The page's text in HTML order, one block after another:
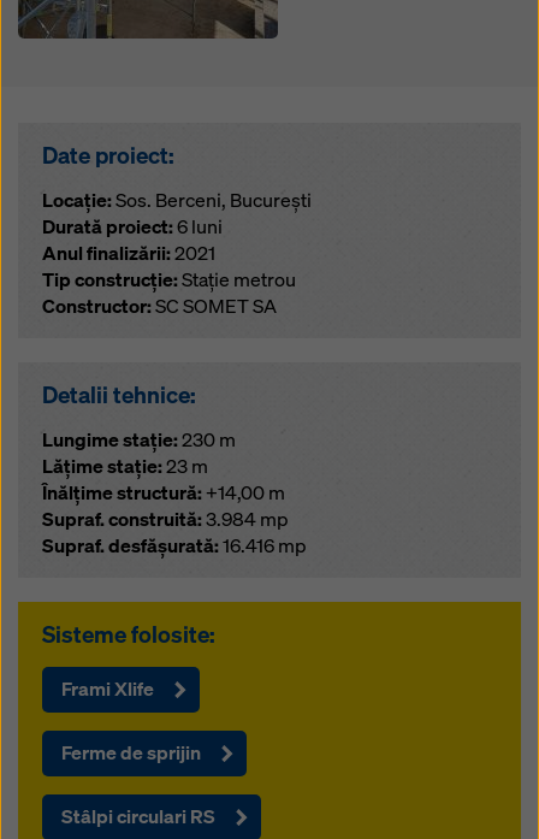
Date proiect:
Locație:Sos. Berceni, București
Durată proiect:6 luni
Anul finalizării:2021
Tip construcție:Stație metrou
Constructor:SC SOMET SA
Detalii tehnice:
Lungime stație:230 m
Lățime stație:23 m
Înălțime structură:+14,00 m
Supraf. construită:3.984 mp
Supraf. desfășurată:16.416 mp
Sisteme folosite:
Frami Xlife
Ferme de sprijin
Stâlpi circulari RS